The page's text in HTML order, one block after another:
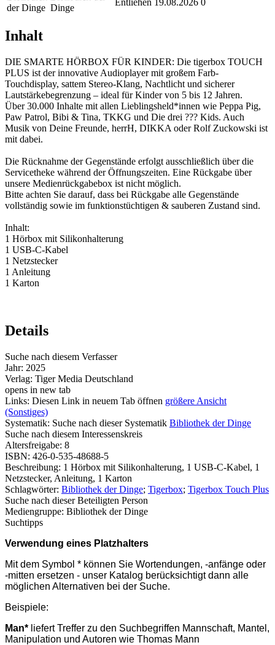
der Dinge Dinge
Inhalt
DIE SMARTE HÖRBOX FÜR KINDER: Die tigerbox TOUCH
PLUS ist der innovative Audioplayer mit großem Farb-
Touchdisplay, sattem Stereo-Klang, Nachtlicht und sicherer
Lautstärkebegrenzung – ideal für Kinder von 5 bis 12 Jahren.
Über 30.000 Inhalte mit allen Lieblingsheld*innen wie Peppa Pig,
Paw Patrol, Bibi & Tina, TKKG und Die drei ??? Kids. Auch
Musik von Deine Freunde, herrH, DIKKA oder Rolf Zuckowski ist
mit dabei.
Die Rücknahme der Gegenstände erfolgt ausschließlich über die
Servicetheke während der Öffnungszeiten. Eine Rückgabe über
unsere Medienrückgabebox ist nicht möglich.
Bitte achten Sie darauf, dass bei Rückgabe alle Gegenstände
vollständig sowie im funktionstüchtigen & sauberen Zustand sind.
Inhalt:
1 Hörbox mit Silikonhalterung
1 USB-C-Kabel
1 Netzstecker
1 Anleitung
1 Karton
Details
Suche nach diesem Verfasser
Jahr: 2025
Verlag: Tiger Media Deutschland
opens in new tab
Links: Diesen Link in neuem Tab öffnen größere Ansicht
(Sonstiges)
Systematik: Suche nach dieser Systematik Bibliothek der Dinge
Suche nach diesem Interessenskreis
Altersfreigabe: 8
ISBN: 426-0-535-48688-5
Beschreibung: 1 Hörbox mit Silikonhalterung, 1 USB-C-Kabel, 1
Netzstecker, Anleitung, 1 Karton
Schlagwörter: Bibliothek der Dinge; Tigerbox; Tigerbox Touch Plus
Suche nach dieser Beteiligten Person
Mediengruppe: Bibliothek der Dinge
Suchtipps
Verwendung eines Platzhalters
Mit dem Symbol * können Sie Wortendungen, -anfänge oder
-mitten ersetzen - unser Katalog berücksichtigt dann alle
möglichen Alternativen bei der Suche.
Beispiele:
Man* liefert Treffer zu den Suchbegriffen Mannschaft, Mantel,
Manipulation und Autoren wie Thomas Mann